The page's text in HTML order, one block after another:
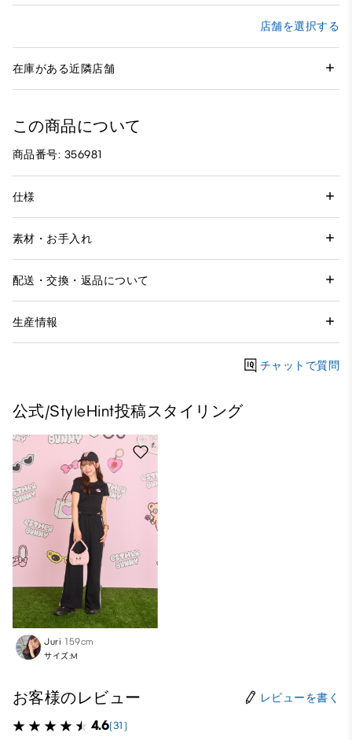
店舗を選択する
在庫がある近隣店舗
この商品について
商品番号: 356981
仕様
素材・お手入れ
配送・交換・返品について
生産情報
チャットで質問
公式/StyleHint投稿スタイリング
Juri 159cm
サイズ:M
お客様のレビュー レビューを書く
4.6(31)